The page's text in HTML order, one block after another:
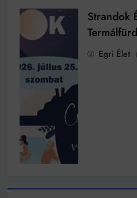
Strandok
Egri Élet